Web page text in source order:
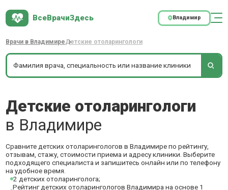
ВсеВрачиЗдесь Владимир
Врачи в ВладимиреДетские отоларингологи
Детские отоларингологи
в Владимире
Сравните детских отоларингологов в Владимире по рейтингу,
отзывам, стажу, стоимости приема и адресу клиники. Выберите
подходящего специалиста и запишитесь онлайн или по телефону
на удобное время.
2 детских отоларинголога;
Рейтинг детских отоларингологов Владимира на основе 1